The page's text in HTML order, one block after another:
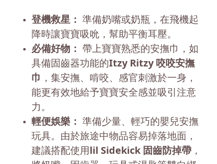
登機救星： 準備奶嘴或奶瓶，在飛機起
降時讓寶寶吸吮，幫助平衡耳壓。
必備好物： 帶上寶寶熟悉的安撫巾，如
具備固齒器功能的Itzy Ritzy 咬咬安撫
巾 ，集安撫、啃咬、感官刺激於一身，
能更有效地給予寶寶安全感並吸引注意
力。
輕便娛樂： 準備少量、輕巧的嬰兒安撫
玩具。由於旅途中物品容易掉落地面，
建議搭配使用lil Sidekick 固齒防掉帶 ，